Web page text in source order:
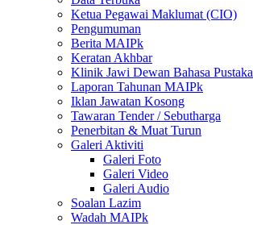
Ketua Pegawai Maklumat (CIO)
Pengumuman
Berita MAIPk
Keratan Akhbar
Klinik Jawi Dewan Bahasa Pustaka
Laporan Tahunan MAIPk
Iklan Jawatan Kosong
Tawaran Tender / Sebutharga
Penerbitan & Muat Turun
Galeri Aktiviti
Galeri Foto
Galeri Video
Galeri Audio
Soalan Lazim
Wadah MAIPk